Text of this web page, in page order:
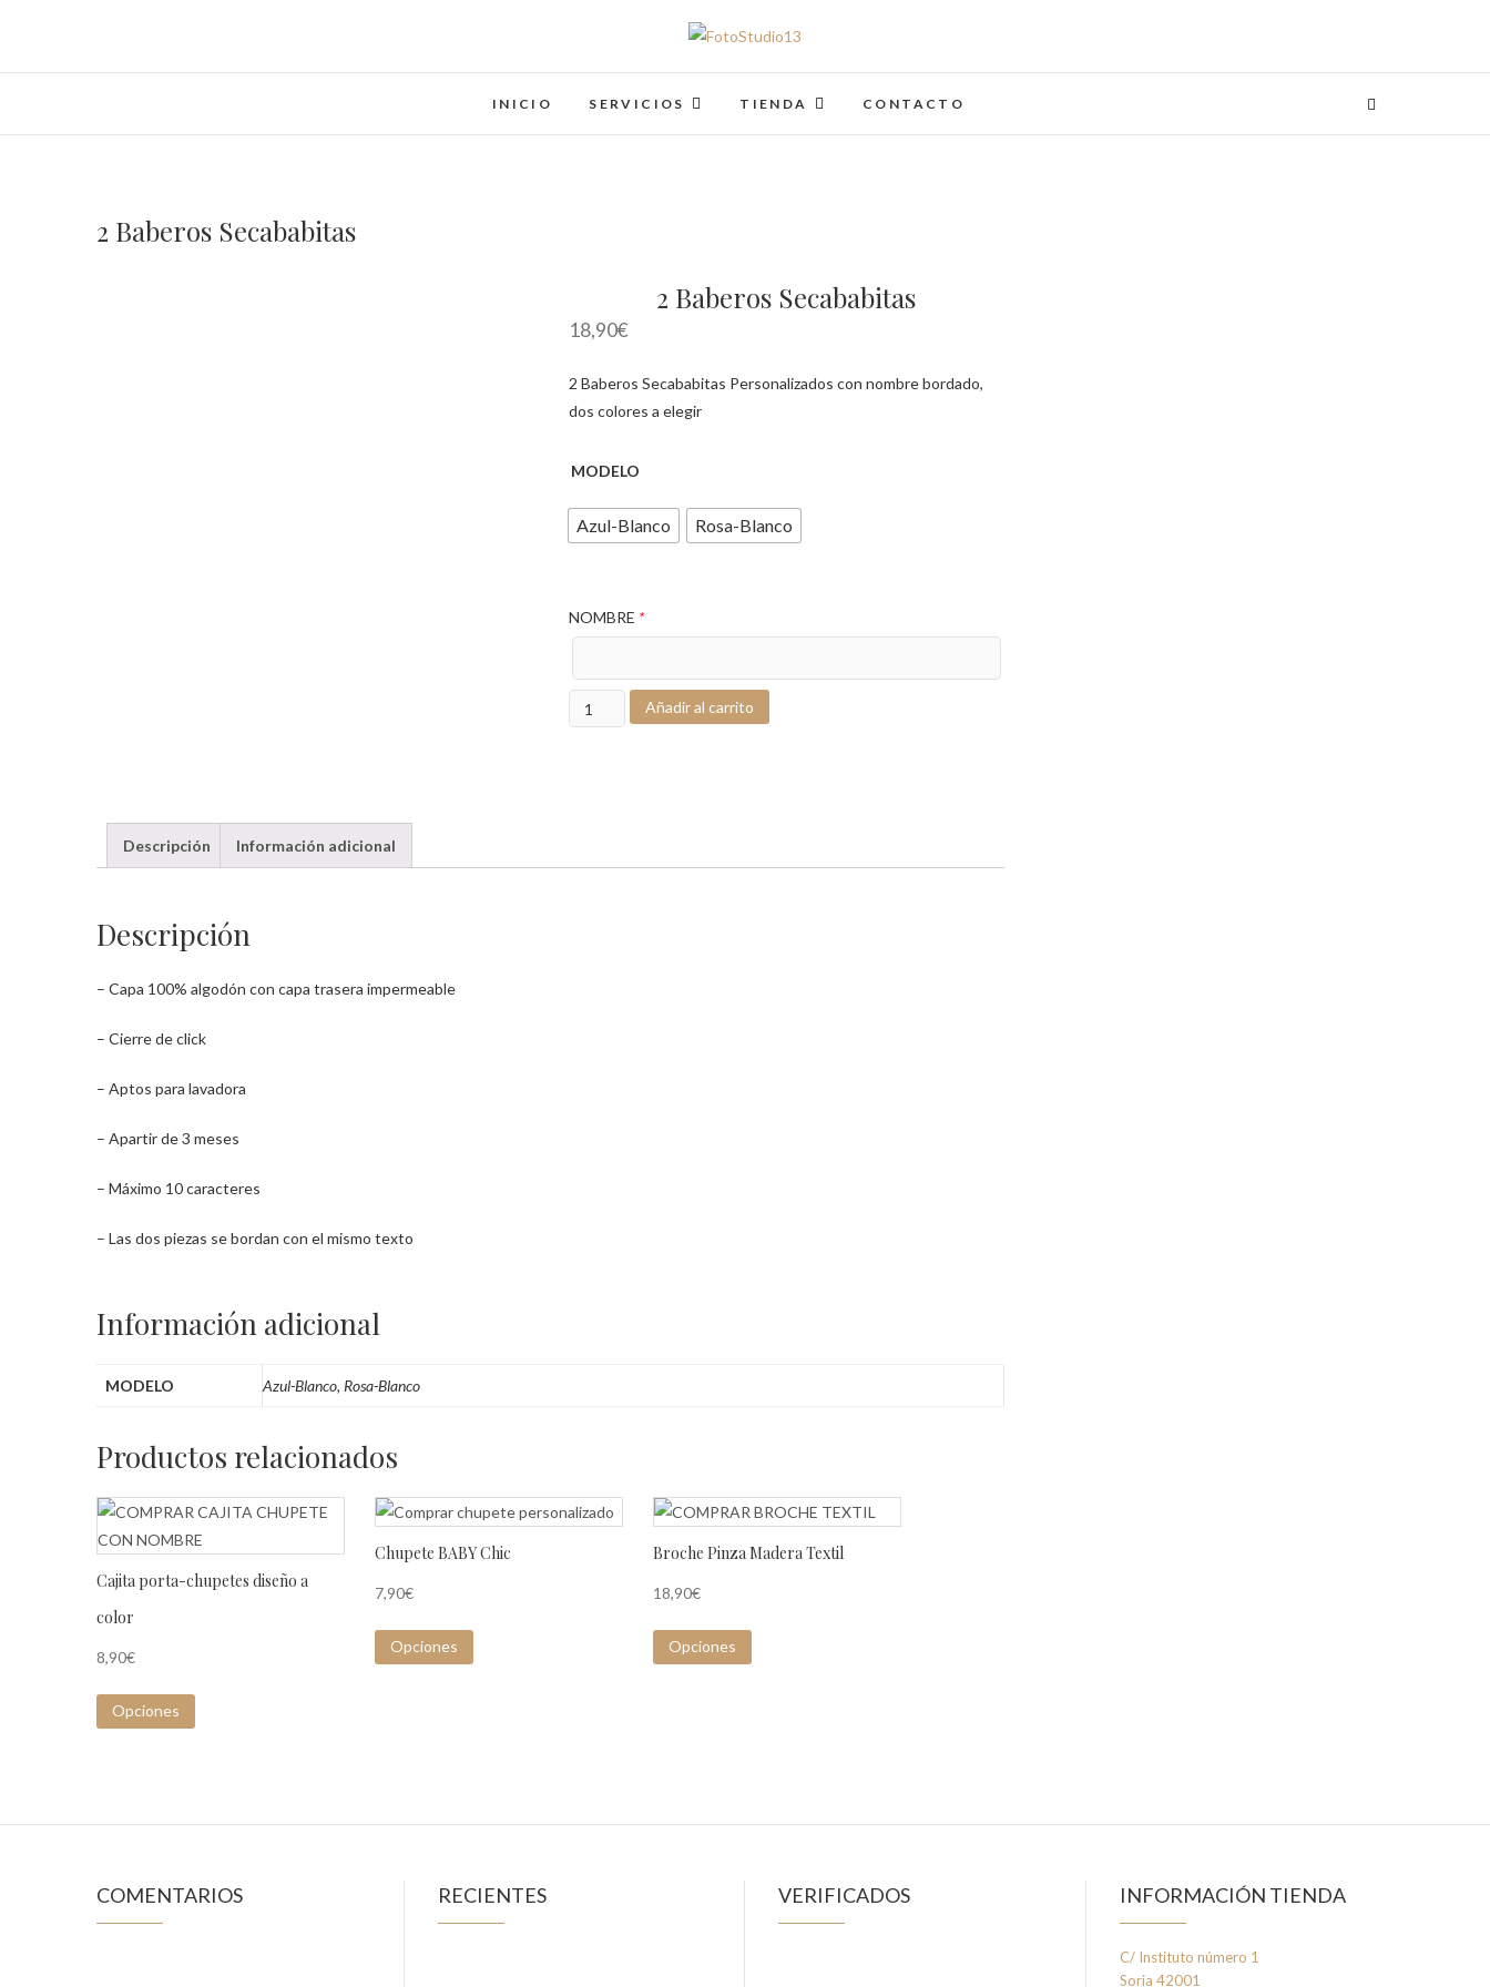
contenido
FotoStudio13
INICIO SERVICIOS TIENDA CONTACTO
2 Baberos Secababitas
2 Baberos Secababitas
18,90€
2 Baberos Secababitas Personalizados con nombre bordado,
dos colores a elegir
MODELO
Azul-Blanco Rosa-Blanco
NOMBRE *
Baberos
Añadir al carrito
Descripción Información adicional
Descripción
– Capa 100% algodón con capa trasera impermeable
– Cierre de click
– Aptos para lavadora
– Apartir de 3 meses
– Máximo 10 caracteres
– Las dos piezas se bordan con el mismo texto
Información adicional
MODELO Azul-Blanco, Rosa-Blanco
Productos relacionados
Cajita porta-chupetes diseño a
color
8,90€
Opciones
Chupete BABY Chic
7,90€
Opciones
Broche Pinza Madera Textil
18,90€
Opciones
COMENTARIOS RECIENTES VERIFICADOS INFORMACIÓN TIENDA
C/ Instituto número 1
Soria 42001